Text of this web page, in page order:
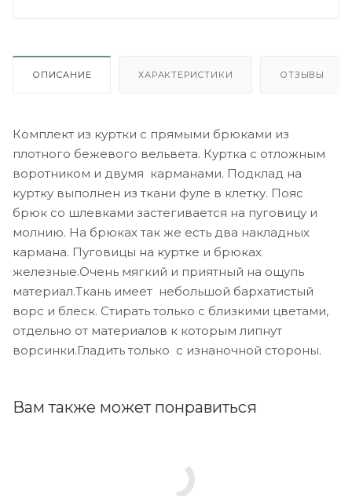
ОПИСАНИЕ ХАРАКТЕРИСТИКИ ОТЗЫВЫ
Комплект из куртки с прямыми брюками из
плотного бежевого вельвета. Куртка с отложным
воротником и двумя карманами. Подклад на
куртку выполнен из ткани фуле в клетку. Пояс
брюк со шлевками застегивается на пуговицу и
молнию. На брюках так же есть два накладных
кармана. Пуговицы на куртке и брюках
железные.Очень мягкий и приятный на ощупь
материал.Ткань имеет небольшой бархатистый
ворс и блеск. Стирать только с близкими цветами,
отдельно от материалов к которым липнут
ворсинки.Гладить только с изнаночной стороны.
Вам также может понравиться